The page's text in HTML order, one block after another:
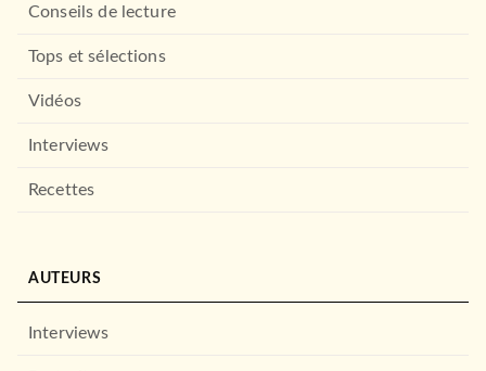
Conseils de lecture
Tops et sélections
Vidéos
Interviews
Recettes
AUTEURS
Interviews